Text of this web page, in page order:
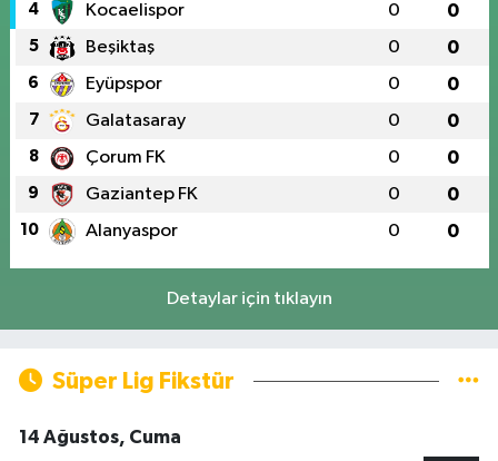
4 Kocaelispor 0 0
5 Beşiktaş 0 0
6 Eyüpspor 0 0
7 Galatasaray 0 0
8 Çorum FK 0 0
9 Gaziantep FK 0 0
10 Alanyaspor 0 0
Detaylar için tıklayın
Süper Lig Fikstür
14 Ağustos, Cuma